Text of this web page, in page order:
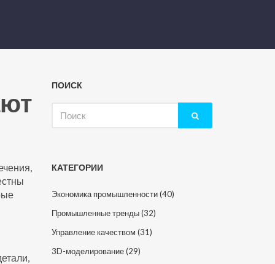
ПОИСК
КАТЕГОРИИ
Экономика промышленности(40)
Промышленные тренды(32)
Управление качеством (31)
3D-моделирование(29)